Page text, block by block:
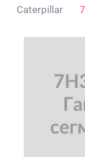
Caterpillar